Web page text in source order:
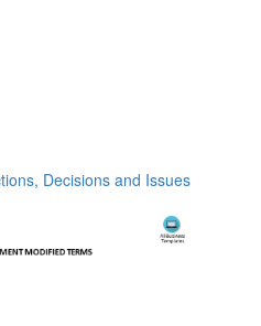
Decisions and Issues